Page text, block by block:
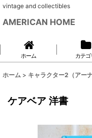
vintage and collectibles
AMERICAN HOME
ホーム カテゴ
ホーム > キャラクター2（アーナ
ケアベア 洋書